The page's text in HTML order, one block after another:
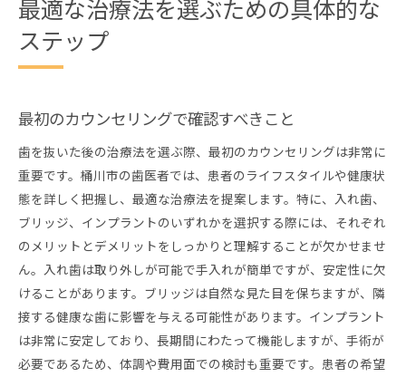
最適な治療法を選ぶための具体的な
ステップ
最初のカウンセリングで確認すべきこと
歯を抜いた後の治療法を選ぶ際、最初のカウンセリングは非常に
重要です。桶川市の歯医者では、患者のライフスタイルや健康状
態を詳しく把握し、最適な治療法を提案します。特に、入れ歯、
ブリッジ、インプラントのいずれかを選択する際には、それぞれ
のメリットとデメリットをしっかりと理解することが欠かせませ
ん。入れ歯は取り外しが可能で手入れが簡単ですが、安定性に欠
けることがあります。ブリッジは自然な見た目を保ちますが、隣
接する健康な歯に影響を与える可能性があります。インプラント
は非常に安定しており、長期間にわたって機能しますが、手術が
必要であるため、体調や費用面での検討も重要です。患者の希望